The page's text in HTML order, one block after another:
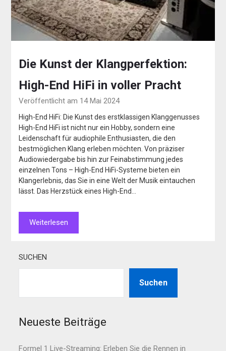
Die Kunst der Klangperfektion:
High-End HiFi in voller Pracht
Veröffentlicht am 14 Mai 2024
High-End HiFi: Die Kunst des erstklassigen Klanggenusses
High-End HiFi ist nicht nur ein Hobby, sondern eine
Leidenschaft für audiophile Enthusiasten, die den
bestmöglichen Klang erleben möchten. Von präziser
Audiowiedergabe bis hin zur Feinabstimmung jedes
einzelnen Tons – High-End HiFi-Systeme bieten ein
Klangerlebnis, das Sie in eine Welt der Musik eintauchen
lässt. Das Herzstück eines High-End…
Weiterlesen
SUCHEN
Suchen
Neueste Beiträge
Formel 1 Live-Streaming: Erleben Sie die Rennen in